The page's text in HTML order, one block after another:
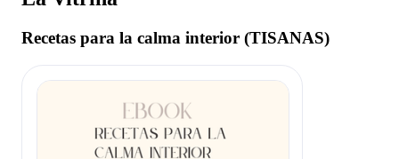
Recetas para la calma interior (TISANAS)